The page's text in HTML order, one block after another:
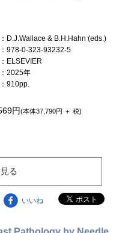
：D.J.Wallace & B.H.Hahn (eds.)
：978-0-323-93232-5
：ELSEVIER
：2025年
：910pp.
円(本体37,790円 ＋ 税)
る
いいね